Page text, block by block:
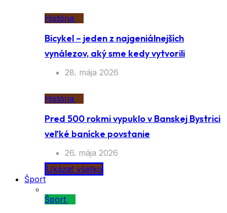
História
Bicykel – jeden z najgeniálnejších
vynálezov, aký sme kedy vytvorili
28. mája 2026
História
Pred 500 rokmi vypuklo v Banskej Bystrici
veľké banícke povstanie
26. mája 2026
Ukázať všetko
Šport
Šport